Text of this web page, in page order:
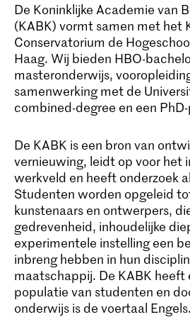
De Koninklijke Academie van
(KABK) vormt samen met het
Conservatorium de
Haag. Wij bieden HBO-
masteronderwijs,
samenwerking met de
combined-degree en een
De KABK is een bron van
vernieuwing, leidt op voor het
werkveld en heeft onderzoek
Studenten worden opgeleid
kunstenaars en ontwerpers,
gedrevenheid, inhoudelijke
experimentele instelling een
inbreng hebben in hun
maatschappij. De KABK heeft
populatie van studenten en
onderwijs is de voertaal Engels.